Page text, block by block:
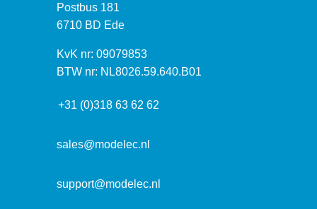
o
e
k
a
P
o
t
a
s
Postbus 181
6710 BD Ede
I
n
o
m
KvK nr: 09079853
BTW nr: NL8026.59.640.B01
+31 (0)318 63 62 62
sales@modelec.nl
support@modelec.nl